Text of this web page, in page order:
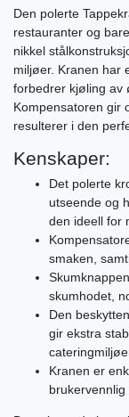
Den polerte
restauranter og
nikkel
miljøer. Kranen har
forbedrer kjøling av
Kompensatoren gir
resulterer i den
Kenskaper:
Det polerte
utseende og
den ideell for
smaken,
skumhodet,
Den
gir ekstra
Kranen er
brukervennlig